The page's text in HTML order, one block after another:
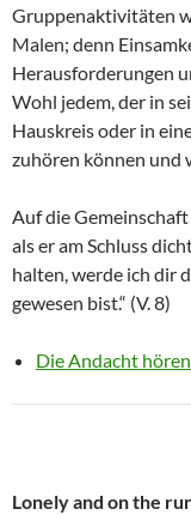
Gruppenaktivitäten
Malen; denn
Herausforderungen
Wohl jedem, der in
Hauskreis oder in
zuhören können und
Auf die
als er am Schluss
halten, werde ich dir
gewesen bist.“ (V. 8)
Die Andacht hören
Lonely and on the